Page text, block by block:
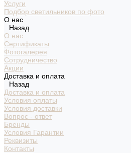
Услуги
Подбор светильников по фото
О нас
Назад
О нас
Сертификаты
Фотогалерея
Сотрудничество
Акции
Доставка и оплата
Назад
Доставка и оплата
Условия оплаты
Условия доставки
Вопрос - ответ
Бренды
Условия Гарантии
Реквизиты
Контакты